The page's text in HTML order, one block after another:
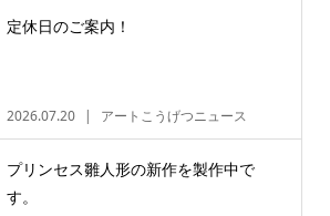
定休日のご案内！
2026.07.20 アートこうげつニュース
プリンセス雛人形の新作を製作中で
す。